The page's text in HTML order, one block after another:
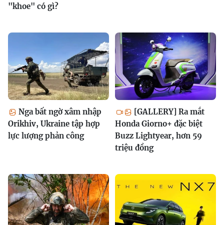
"khoe" có gì?
Nga bất ngờ xâm nhập
Orikhiv, Ukraine tập hợp
lực lượng phản công
[GALLERY] Ra mắt
Honda Giorno+ đặc biệt
Buzz Lightyear, hơn 59
triệu đồng